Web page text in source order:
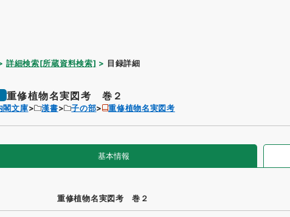
詳細検索[所蔵資料検索] 目録詳細
重修植物名実図考 巻２
閣文庫 漢書 子の部 重修植物名実図考
基本情報
重修植物名実図考 巻２